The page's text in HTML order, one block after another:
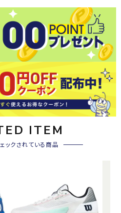
ITEM
ックされている商品